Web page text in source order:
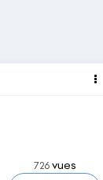
726vues